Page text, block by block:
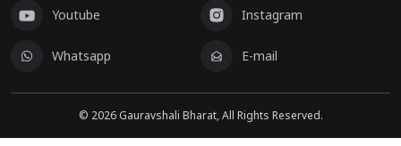
Youtube Instagram
Whatsapp E-mail
© 2026Gauravshali Bharat, All Rights Reserved.